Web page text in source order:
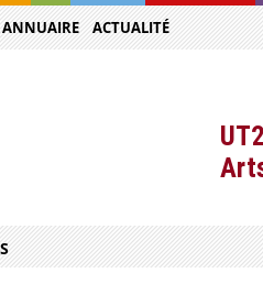
ANNUAIRE ACTUALITÉ